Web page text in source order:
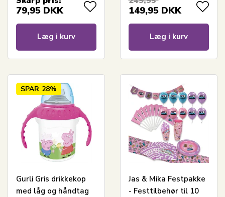
79,95 DKK
Læg i kurv
149,95 DKK
Læg i kurv
SPAR 28%
Gurli Gris drikkekop
med låg og håndtag
Jas & Mika Festpakke
- Festtilbehør til 10